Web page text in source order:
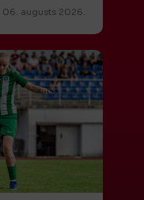
06. augusts 2026.